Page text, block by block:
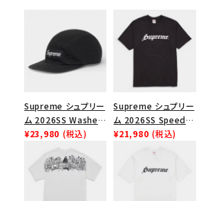
価格から探す
在庫のない商品を表
Supreme シュプリー
ム 2026SS Washed
Chino Twill Camp
Cap ウォッシュド チ
ノツイル キャンプキャ
ップ ブラック
¥23,980 (税込)
Supreme シュプリー
ム 2026SS Speed
Tee スピードTシャツ
¥21,980 (税込)